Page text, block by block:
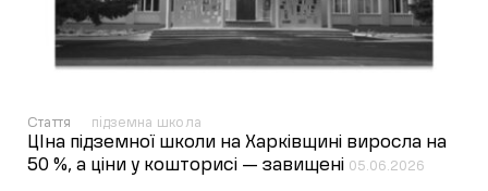
Стаття підземна школа
ЦІна підземної школи на Харківщині виросла на
50 %, а ціни у кошторисі — завищені 05.06.2026